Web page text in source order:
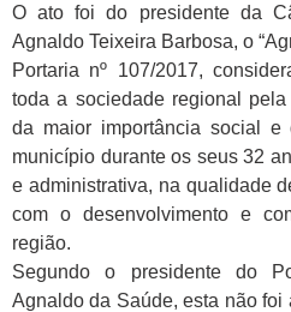
O ato foi do presidente da
Agnaldo Teixeira Barbosa, o
Portaria nº 107/2017,
toda a sociedade regional
da maior importância social e
município durante os seus 32
e administrativa, na qualidade
com o desenvolvimento e
região.
Segundo o presidente do
Agnaldo da Saúde, esta não foi